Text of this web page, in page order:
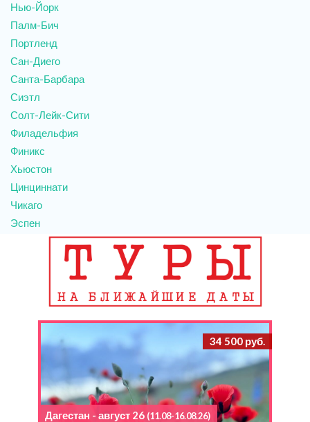
Нью-Йорк
Палм-Бич
Портленд
Сан-Диего
Санта-Барбара
Сиэтл
Солт-Лейк-Сити
Филадельфия
Финикс
Хьюстон
Цинциннати
Чикаго
Эспен
34 500 руб.
Дагестан - август 26 (11.08-16.08.26)